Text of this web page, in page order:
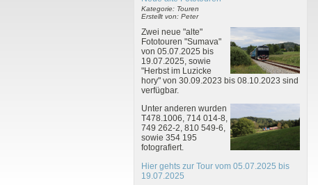
Kategorie: Touren
Erstellt von: Peter
Zwei neue "alte"
Fototouren "Sumava"
von 05.07.2025 bis
19.07.2025, sowie
"Herbst im Luzicke
hory" von 30.09.2023 bis 08.10.2023 sind
verfügbar.
Unter anderen wurden
T478.1006, 714 014-8,
749 262-2, 810 549-6,
sowie 354 195
fotografiert.
Hier gehts zur Tour vom 05.07.2025 bis
19.07.2025